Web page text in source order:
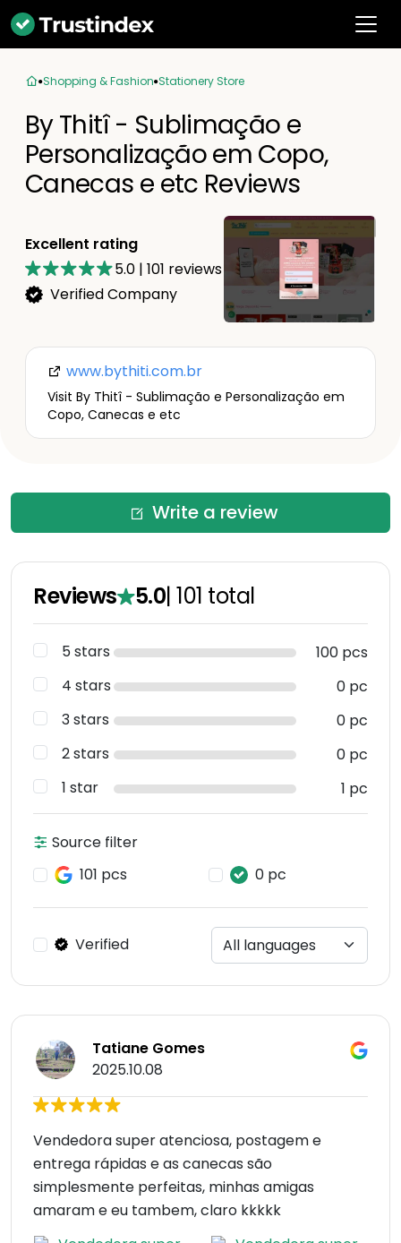
Shopping & Fashion Stationery Store
By Thitî - Sublimação e
Personalização em Copo,
Canecas e etc Reviews
Excellent rating
5.0 | 101 reviews
Verified Company
www.bythiti.com.br
Visit By Thitî - Sublimação e Personalização em
Copo, Canecas e etc
Write a review
Reviews 5.0|101 total
5 stars
100 pcs
4 stars
0 pc
3 stars
0 pc
2 stars
0 pc
1 star
1 pc
Source filter
101 pcs
0 pc
Verified
Tatiane Gomes
2025.10.08
Vendedora super atenciosa, postagem e
entrega rápidas e as canecas são
simplesmente perfeitas, minhas amigas
amaram e eu tambem, claro kkkkk